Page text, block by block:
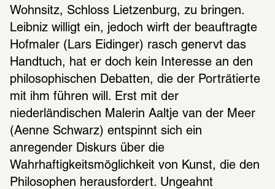
Wohnsitz, Schloss Lietzenburg, zu bringen.
Leibniz willigt ein, jedoch wirft der beauftragte
Hofmaler (Lars Eidinger) rasch genervt das
Handtuch, hat er doch kein Interesse an den
philosophischen Debatten, die der Porträtierte
mit ihm führen will. Erst mit der
niederländischen Malerin Aaltje van der Meer
(Aenne Schwarz) entspinnt sich ein
anregender Diskurs über die
Wahrhaftigkeitsmöglichkeit von Kunst, die den
Philosophen herausfordert. Ungeahnt